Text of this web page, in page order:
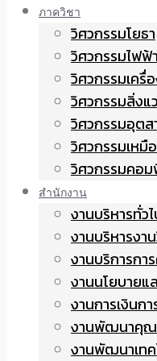
ภาควิชา
วิศวกรรมโยธา
วิศวกรรมไฟฟ้า
วิศวกรรมเครื่
วิศวกรรมสิ่ง
วิศวกรรมอุตส
วิศวกรรมเหมื
วิศวกรรมคอม
สำนักงาน
งานบริหารทั่ว
งานบริหารงา
งานบริการกา
งานนโยบายแ
งานการเงินก
งานพัฒนาคุ
งานพัฒนาเทค